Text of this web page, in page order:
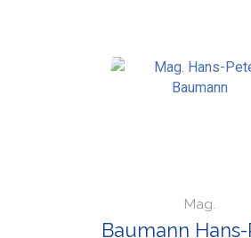
Mag.
Baumann